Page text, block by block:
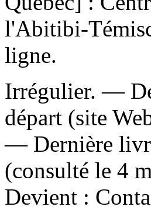
l'Abitibi-
ligne.
Irrégulier. —
départ (site
— Dernière
(consulté le 4
Devient :